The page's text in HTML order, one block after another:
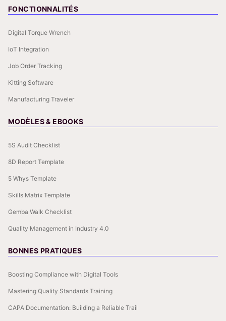
FONCTIONNALITÉS
Digital Torque Wrench
IoT Integration
Job Order Tracking
Kitting Software
Manufacturing Traveler
MODÈLES & EBOOKS
5S Audit Checklist
8D Report Template
5 Whys Template
Skills Matrix Template
Gemba Walk Checklist
Quality Management in Industry 4.0
BONNES PRATIQUES
Boosting Compliance with Digital Tools
Mastering Quality Standards Training
CAPA Documentation: Building a Reliable Trail